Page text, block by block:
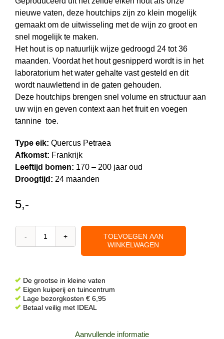
nieuwe vaten, deze houtchips zijn zo klein mogelijk
gemaakt om de uitwisseling met de wijn zo groot en
snel mogelijk te maken.
Het hout is op natuurlijk wijze gedroogd 24 tot 36
maanden. Voordat het hout gesnipperd wordt is in het
laboratorium het water gehalte vast gesteld en dit
wordt nauwlettend in de gaten gehouden.
Deze houtchips brengen snel volume en structuur aan
uw wijn en geven context aan het fruit en voegen
tannine toe.
Type eik: Quercus Petraea
Afkomst: Frankrijk
Leeftijd bomen: 170 – 200 jaar oud
Droogtijd: 24 maanden
5,-
Eikenhout
wijn
en
whisky
productie
TOEVOEGEN AAN
WINKELWAGEN
De grootse in kleine vaten
Eigen kuiperij en tuincentrum
Lage bezorgkosten € 6,95
Betaal veilig met IDEAL
Aanvullende informatie